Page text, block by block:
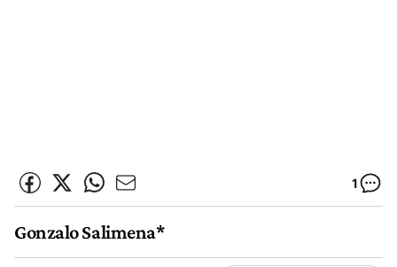
1
Gonzalo Salimena*